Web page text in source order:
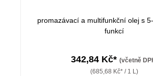
promazávací a multifunkční olej s
funkcí
342,84 Kč* (včetně
(685,68 Kč* / 1 L)